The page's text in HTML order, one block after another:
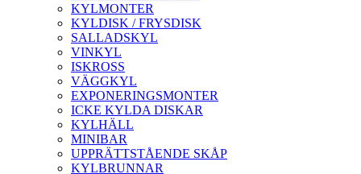
KYLMONTER
KYLDISK / FRYSDISK
SALLADSKYL
VINKYL
ISKROSS
VÄGGKYL
EXPONERINGSMONTER
ICKE KYLDA DISKAR
KYLHÄLL
MINIBAR
UPPRÄTTSTÅENDE SKÅP
KYLBRUNNAR